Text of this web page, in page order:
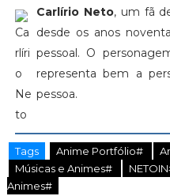
Carlírio Neto, um fã
desde os anos
pessoal. O
representa bem a
pessoa.
Tags Anime Portfólio#
Músicas e Animes#
Animes#